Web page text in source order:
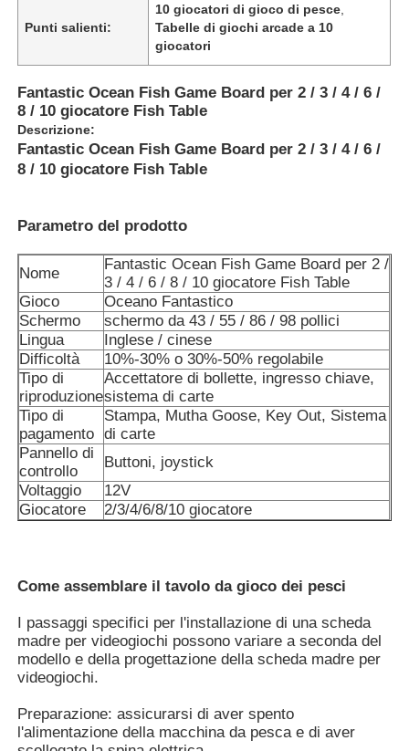
Casa
Prodotti
Video
Chi siamo
Fatory Tour
Controllo di qualità
Richiedere un preventivo
bordo del gioco della scanalatura
Tavola da gioco per pesci
Punti salienti:
10 giocatori di gioco di pesce
Tabelle di giochi arcade a 10
giocatori
Fantastic Ocean Fish Game Board per 2 / 3 / 4 / 6 /
8 / 10 giocatore Fish Table
Descrizione:
Fantastic Ocean Fish Game Board per 2 / 3 / 4 / 6 /
8 / 10 giocatore Fish Table
Parametro del prodotto
Nome
Fantastic Ocean Fish Game Board per 2 /
3 / 4 / 6 / 8 / 10 giocatore Fish Table
Gioco
Oceano Fantastico
Schermo
schermo da 43 / 55 / 86 / 98 pollici
Lingua
Inglese / cinese
Difficoltà
10%-30% o 30%-50% regolabile
Tipo di
riproduzione
Accettatore di bollette, ingresso chiave,
sistema di carte
Tipo di
pagamento
Stampa, Mutha Goose, Key Out, Sistema
di carte
Pannello di
controllo
Buttoni, joystick
Voltaggio
12V
Giocatore
2/3/4/6/8/10 giocatore
Come assemblare il tavolo da gioco dei pesci
I passaggi specifici per l'installazione di una scheda
madre per videogiochi possono variare a seconda del
modello e della progettazione della scheda madre per
videogiochi.
Preparazione: assicurarsi di aver spento
l'alimentazione della macchina da pesca e di aver